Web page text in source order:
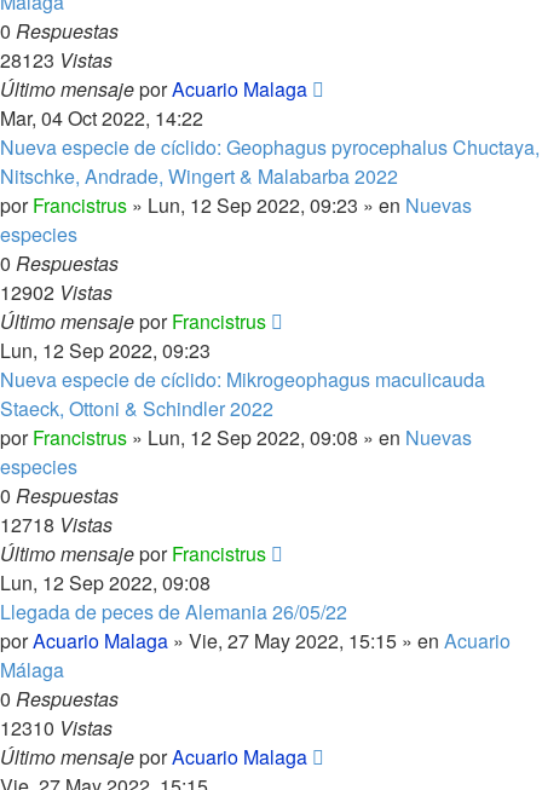
0 Respuestas
28123 Vistas
Último mensajeporAcuario Malaga
Mar, 04 Oct 2022, 14:22
Nueva especie de cíclido: Geophagus pyrocephalus Chuctaya,
Nitschke, Andrade, Wingert & Malabarba 2022
porFrancistrus » Lun, 12 Sep 2022, 09:23 » en Nuevas
especies
0 Respuestas
12902 Vistas
Último mensajeporFrancistrus
Lun, 12 Sep 2022, 09:23
Nueva especie de cíclido: Mikrogeophagus maculicauda
Staeck, Ottoni & Schindler 2022
porFrancistrus » Lun, 12 Sep 2022, 09:08 » en Nuevas
especies
0 Respuestas
12718 Vistas
Último mensajeporFrancistrus
Lun, 12 Sep 2022, 09:08
Llegada de peces de Alemania 26/05/22
porAcuario Malaga » Vie, 27 May 2022, 15:15 » en Acuario
Málaga
0 Respuestas
12310 Vistas
Último mensajeporAcuario Malaga